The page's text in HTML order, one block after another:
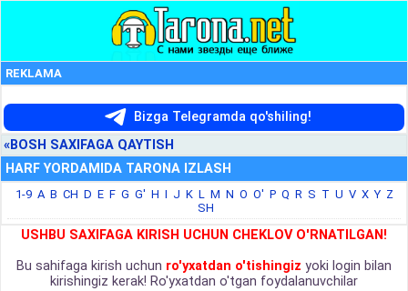
REKLAMA
Bizga Telegramda qo'shiling!
«BOSH SAXIFAGA QAYTISH
HARF YORDAMIDA TARONA IZLASH
1-9 A B CH D E F G G' H I J K L M N O O' P Q R S T U V X Y Z
SH
USHBU SAXIFAGA KIRISH UCHUN CHEKLOV O'RNATILGAN!
Bu sahifaga kirish uchun ro'yxatdan o'tishingiz yoki login bilan
kirishingiz kerak! Ro'yxatdan o'tgan foydalanuvchilar